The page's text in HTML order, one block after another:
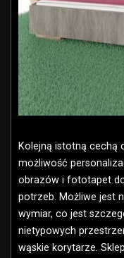
Kolejną istotną cechą
możliwość
obrazów i fototapet
potrzeb. Możliwe jest
wymiar, co jest
nietypowych
wąskie korytarze.